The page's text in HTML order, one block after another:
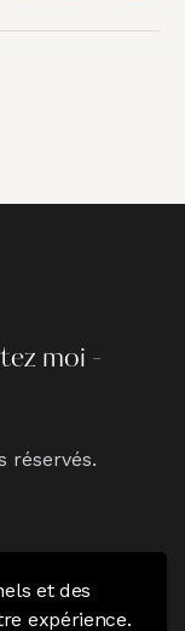
et des
expérience.
moi -
réservés.
& CGV